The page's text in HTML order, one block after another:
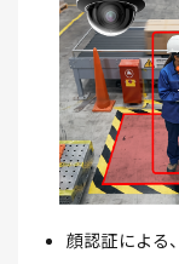
顔認証による